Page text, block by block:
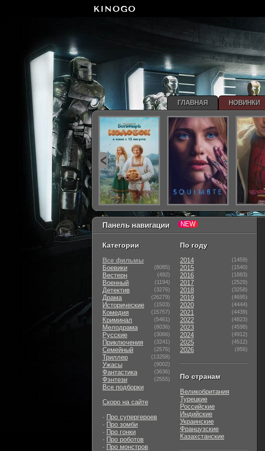
Панель навигации
Категории
Все фильмы
Боевики
(8085)
Вестерн (492)
Военный (1194)
Детектив (3276)
Драма (26279)
Исторические (1503)
Комедия (15757)
Криминал (5461)
Мелодрама (8036)
Русские (3066)
Приключения (3241)
Семейный (2576)
Триллер (13258)
Ужасы (9002)
Фантастика (3636)
Фэнтези (2555)
Все подборки
Скоро на сайте
- Про супергероев
- Про зомби
- Про гонки
- Про роботов
- Про монстров
По году
2014 (1459)
2015 (1540)
2016 (1883)
2017 (2529)
2018 (3258)
2019 (4695)
2020 (4444)
2021 (4439)
2022 (4823)
2023 (4598)
2024 (4912)
2025 (4512)
2026 (956)
По странам
Великобритания
Турецкие
Российские
Индийские
Украинские
Французские
Казахстанские
ГЛАВНАЯ НОВИНКИ